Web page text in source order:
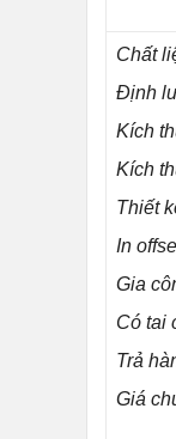
Chất
Định
Kích
Kích
Thiết
In
Gia
Có tai
Trả
Giá